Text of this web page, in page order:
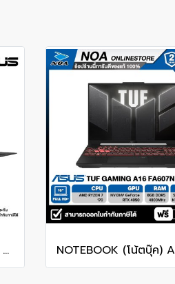
NOTEBOOK (โน้ตบุ๊ก) ASUS ROG ZEPHYRUS DUO 16 GX651AX-SR006WA 16" 3K OLED 120Hz Touchscreen/ULTRA 9 386H/64GB/SSD 2TB/RTX 5090/WINDOWS 11+MS OFFICE รับประกันศูนย์ไทย 3ปี